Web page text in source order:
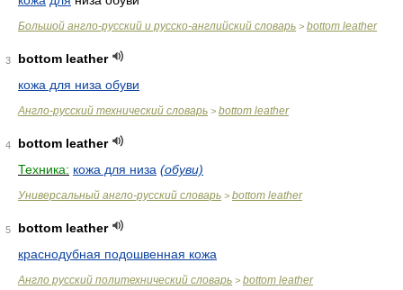
Большой англо-русский и русско-английский словарь > bottom leather
3
bottom leather
кожа для низа обуви
Англо-русский технический словарь > bottom leather
4
bottom leather
Техника: кожа для низа (обуви)
Универсальный англо-русский словарь > bottom leather
5
bottom leather
краснодубная подошвенная кожа
Англо русский политехнический словарь > bottom leather